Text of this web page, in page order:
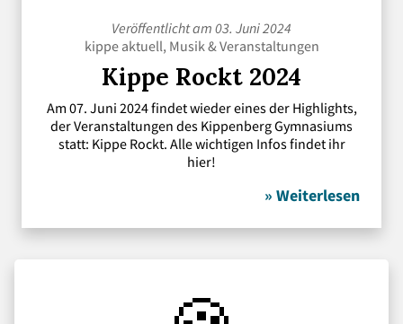
Veröffentlicht am 03. Juni 2024
kippe aktuell, Musik&Veranstaltungen
Kippe Rockt 2024
Am 07. Juni 2024 findet wieder eines der Highlights,
der Veranstaltungen des Kippenberg Gymnasiums
statt: Kippe Rockt. Alle wichtigen Infos findet ihr
hier!
» Weiterlesen